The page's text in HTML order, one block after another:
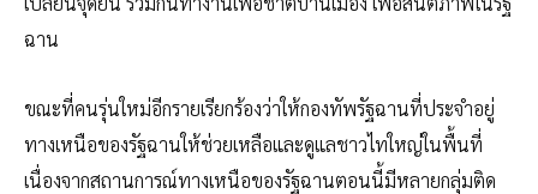
ฉาน
ขณะที่คนรุ่นใหม่อีกรายเรียกร้องว่าให้กองทัพรัฐฉานที่ประจำอยู่
ทางเหนือของรัฐฉานให้ช่วยเหลือและดูแลชาวไทใหญ่ในพื้นที่
เนื่องจากสถานการณ์ทางเหนือของรัฐฉานตอนนี้มีหลายกลุ่มติด